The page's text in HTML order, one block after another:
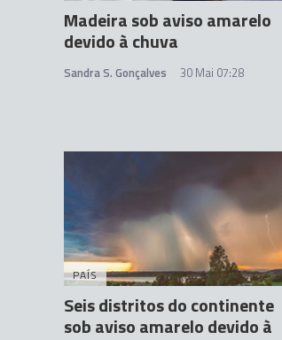
Madeira sob aviso amarelo
devido à chuva
Sandra S. Gonçalves 30 Mai 07:28
PAÍS
Seis distritos do continente
sob aviso amarelo devido à